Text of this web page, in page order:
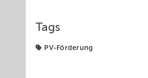
Tags
PV-Förderung